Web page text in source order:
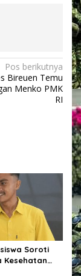
Pos berikutnya
Bireuen Temu
Menko PMK
RI
Soroti
Kesehatan